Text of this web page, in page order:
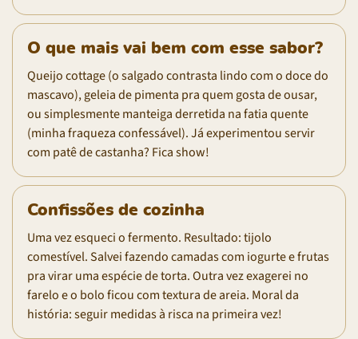
O que mais vai bem com esse sabor?
Queijo cottage (o salgado contrasta lindo com o doce do
mascavo), geleia de pimenta pra quem gosta de ousar,
ou simplesmente manteiga derretida na fatia quente
(minha fraqueza confessável). Já experimentou servir
com patê de castanha? Fica show!
Confissões de cozinha
Uma vez esqueci o fermento. Resultado: tijolo
comestível. Salvei fazendo camadas com iogurte e frutas
pra virar uma espécie de torta. Outra vez exagerei no
farelo e o bolo ficou com textura de areia. Moral da
história: seguir medidas à risca na primeira vez!